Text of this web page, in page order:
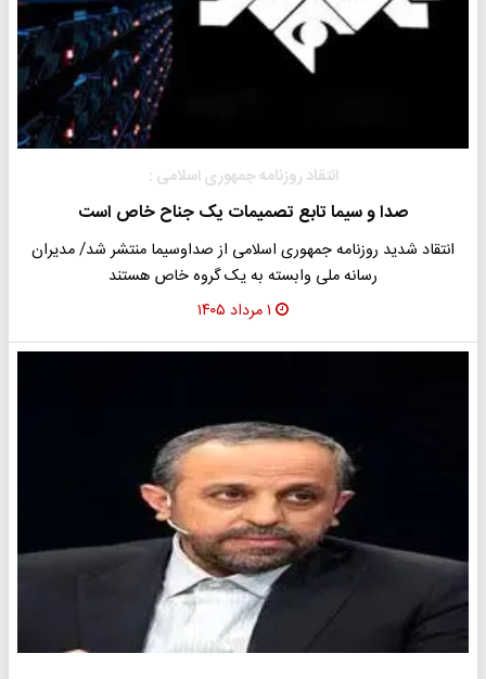
انتقاد روزنامه جمهوری اسلامی :
صدا و سیما تابع تصمیمات یک جناح خاص است
انتقاد شدید روزنامه جمهوری اسلامی از صداوسیما منتشر شد/ مدیران
رسانه ملی وابسته به یک گروه خاص هستند
۱ مرداد ۱۴۰۵